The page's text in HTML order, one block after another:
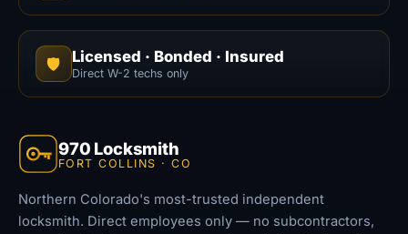
🛡️ Licensed · Bonded · Insured
Direct W-2 techs only
970 Locksmith
FORT COLLINS · CO
Northern Colorado's most-trusted independent
locksmith. Direct employees only — no subcontractors,